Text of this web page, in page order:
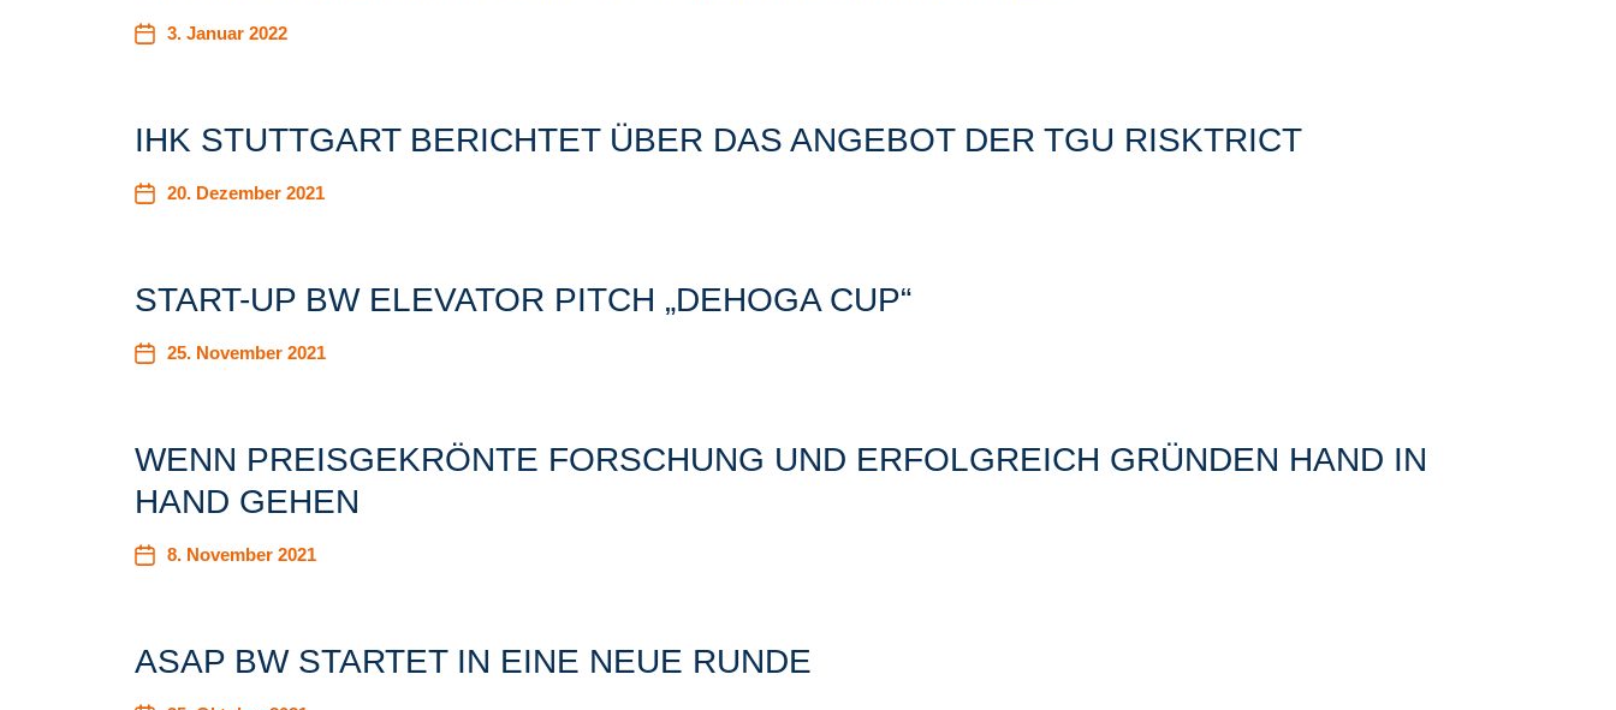
3. Januar 2022
IHK STUTTGART BERICHTET ÜBER DAS ANGEBOT DER TGU RISKTRICT
20. Dezember 2021
START-UP BW ELEVATOR PITCH „DEHOGA CUP“
25. November 2021
WENN PREISGEKRÖNTE FORSCHUNG UND ERFOLGREICH GRÜNDEN HAND IN
HAND GEHEN
8. November 2021
ASAP BW STARTET IN EINE NEUE RUNDE